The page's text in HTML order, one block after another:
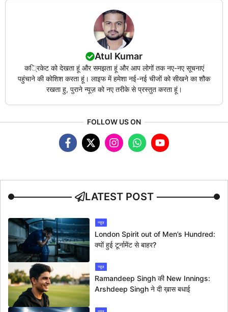
Atul Kumar
क्रिकेट को देखता हूं और समझता हूं और आप लोगों तक नए-नए सूचनाएं
पहुंचाने की कोशिश करता हूं। लाइफ में हमेशा नई-नई चीजों को सीखने का शौक
रखता हु, पुराने न्यूज़ को नए तरीके से प्रस्तुत करता हूं।
FOLLOW US ON
LATEST POST
न्यूज
London Spirit out of Men’s Hundred:
क्यों हुई टूर्नामेंट से बाहर?
न्यूज
Ramandeep Singh की New Innings:
Arshdeep Singh ने दी ख़ास बधाई